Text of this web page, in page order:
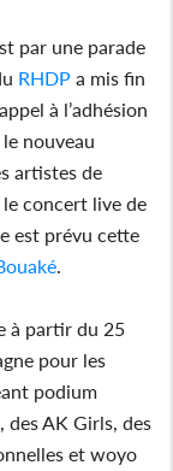
par une parade
RHDP a mis fin
à l’adhésion
nouveau
artistes de
le concert live de
est prévu cette
.
à partir du 25
pour les
podium
des AK Girls, des
et woyo